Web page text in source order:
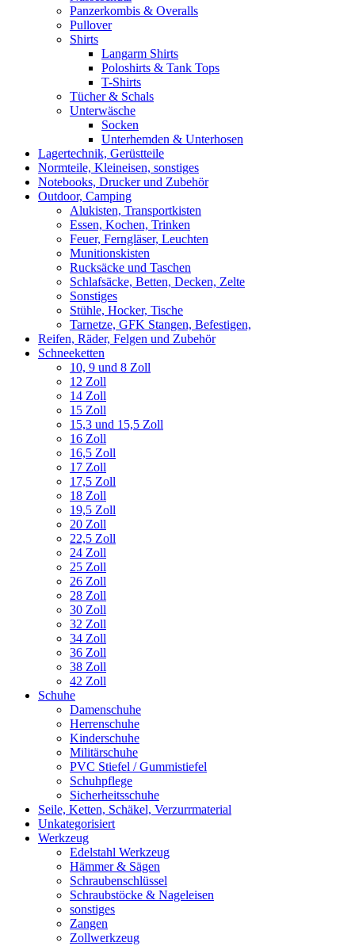
Panzerkombis & Overalls
Pullover
Shirts
Langarm Shirts
Poloshirts & Tank Tops
T-Shirts
Tücher & Schals
Unterwäsche
Socken
Unterhemden & Unterhosen
Lagertechnik, Gerüstteile
Normteile, Kleineisen, sonstiges
Notebooks, Drucker und Zubehör
Outdoor, Camping
Alukisten, Transportkisten
Essen, Kochen, Trinken
Feuer, Ferngläser, Leuchten
Munitionskisten
Rucksäcke und Taschen
Schlafsäcke, Betten, Decken, Zelte
Sonstiges
Stühle, Hocker, Tische
Tarnetze, GFK Stangen, Befestigen,
Reifen, Räder, Felgen und Zubehör
Schneeketten
10, 9 und 8 Zoll
12 Zoll
14 Zoll
15 Zoll
15,3 und 15,5 Zoll
16 Zoll
16,5 Zoll
17 Zoll
17,5 Zoll
18 Zoll
19,5 Zoll
20 Zoll
22,5 Zoll
24 Zoll
25 Zoll
26 Zoll
28 Zoll
30 Zoll
32 Zoll
34 Zoll
36 Zoll
38 Zoll
42 Zoll
Schuhe
Damenschuhe
Herrenschuhe
Kinderschuhe
Militärschuhe
PVC Stiefel / Gummistiefel
Schuhpflege
Sicherheitsschuhe
Seile, Ketten, Schäkel, Verzurrmaterial
Unkategorisiert
Werkzeug
Edelstahl Werkzeug
Hämmer & Sägen
Schraubenschlüssel
Schraubstöcke & Nageleisen
sonstiges
Zangen
Zollwerkzeug